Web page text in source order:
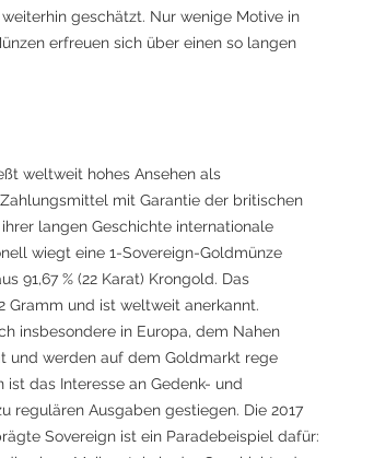
geschätzt. Nur wenige Motive in
erfreuen sich über einen so langen
weltweit hohes Ansehen als
mit Garantie der britischen
langen Geschichte internationale
wiegt eine 1-Sovereign-Goldmünze
91,67 % (22 Karat) Krongold. Das
Gramm und ist weltweit anerkannt.
insbesondere in Europa, dem Nahen
und werden auf dem Goldmarkt rege
das Interesse an Gedenk- und
regulären Ausgaben gestiegen. Die 2017
Sovereign ist ein Paradebeispiel dafür: